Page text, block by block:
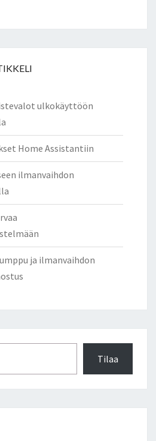
ulkokäyttöön
Home Assistantiin
ilmanvaihdon
ja ilmanvaihdon
Tilaa